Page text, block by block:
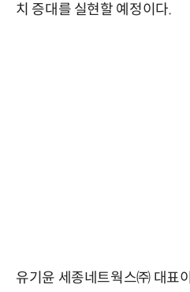
치 증대를 실현할 예정이다.
유기윤 세종네트웍스㈜ 대표